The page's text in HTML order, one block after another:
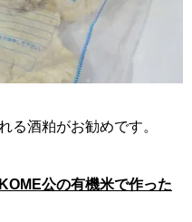
る酒粕がお勧めです。
KOME公の有機米で作った